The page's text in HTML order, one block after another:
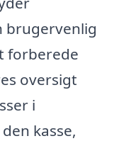
brugervenlig
forberede
oversigt
i
kasse,